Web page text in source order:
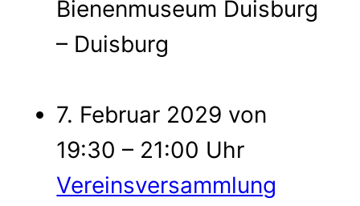
Bienenmuseum Duisburg
– Duisburg
7. Februar 2029 von
19:30 – 21:00 Uhr
Vereinsversammlung